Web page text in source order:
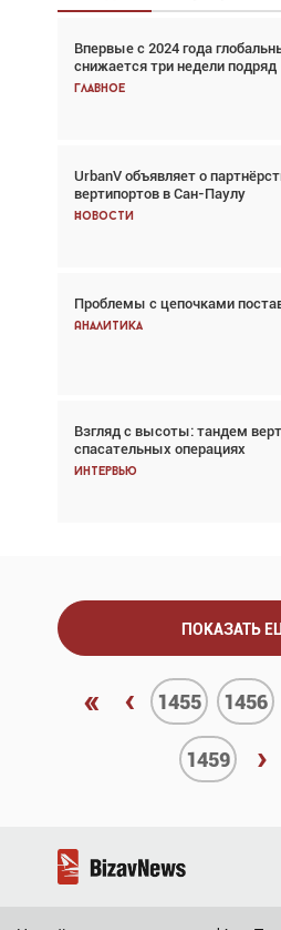
Впервые с 2024 года
снижается три недели подряд
Главное
UrbanV объявляет о
вертипортов в Сан-Паулу
Новости
Проблемы с цепочками
Аналитика
Взгляд с высоты: тандем
спасательных операциях
Интервью
Взгляд с высоты: тандем
спасательных операциях
Главное
Авиационный фотограф Дэйв
говорит сама за себя... а ИИ
Новости
Впервые с 2024 года
снижается три недели подряд
Частный самолёт – это
покупке соответствующим
Интервью
ПОКАЗАТЬ
« ‹ 1455 1456
1459 ›